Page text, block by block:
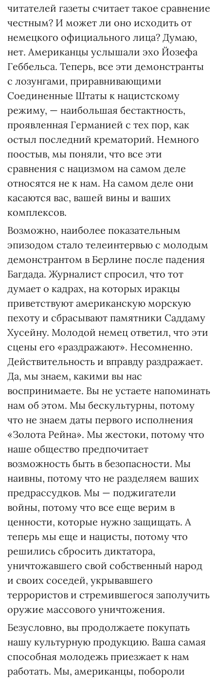
читателей газеты считает такое сравнение
честным? И может ли оно исходить от
немецкого официального лица? Думаю,
нет. Американцы услышали эхо Йозефа
Геббельса. Теперь, все эти демонстранты
с лозунгами, приравнивающими
Соединенные Штаты к нацистскому
режиму, — наибольшая бестактность,
проявленная Германией с тех пор, как
остыл последний крематорий. Немного
поостыв, мы поняли, что все эти
сравнения с нацизмом на самом деле
относятся не к нам. На самом деле они
касаются вас, вашей вины и ваших
комплексов.
Возможно, наиболее показательным
эпизодом стало телеинтервью с молодым
демонстрантом в Берлине после падения
Багдада. Журналист спросил, что тот
думает о кадрах, на которых иракцы
приветствуют американскую морскую
пехоту и сбрасывают памятники Саддаму
Хусейну. Молодой немец ответил, что эти
сцены его «раздражают». Несомненно.
Действительность и вправду раздражает.
Да, мы знаем, какими вы нас
воспринимаете. Вы не устаете напоминать
нам об этом. Мы бескультурны, потому
что не знаем даты первого исполнения
«Золота Рейна». Мы жестоки, потому что
наше общество предпочитает
возможность быть в безопасности. Мы
наивны, потому что не разделяем ваших
предрассудков. Мы — поджигатели
войны, потому что все еще верим в
ценности, которые нужно защищать. А
теперь мы еще и нацисты, потому что
решились сбросить диктатора,
уничтожавшего свой собственный народ
и своих соседей, укрывавшего
террористов и стремившегося заполучить
оружие массового уничтожения.
Безусловно, вы продолжаете покупать
нашу культурную продукцию. Ваша самая
способная молодежь приезжает к нам
работать. Мы, американцы, побороли